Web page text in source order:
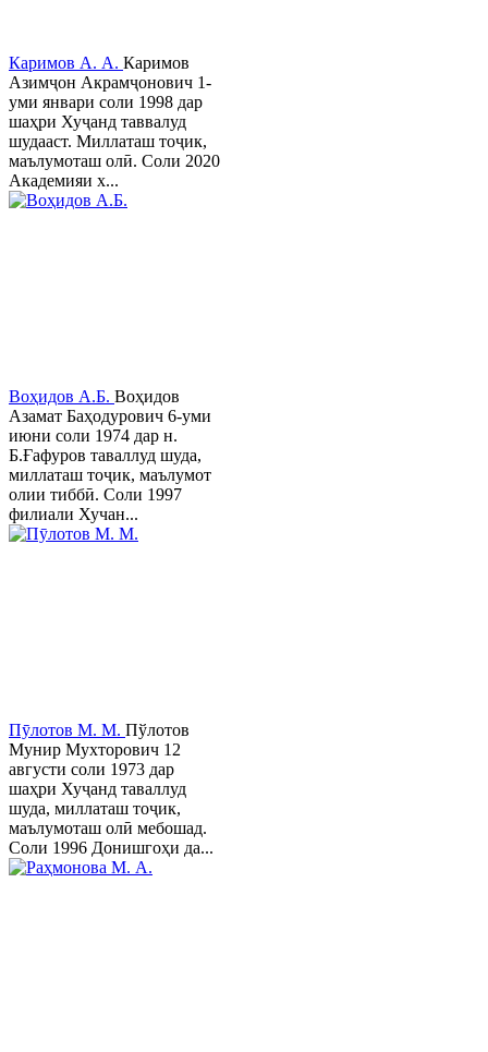
Каримов А. А. Каримов
Азимҷон Акрамҷонович 1-
уми январи соли 1998 дар
шаҳри Хуҷанд таввалуд
шудааст. Миллаташ тоҷик,
маълумоташ олӣ. Соли 2020
Академияи х...
Воҳидов А.Б. Воҳидов
Азамат Баҳодурович 6-уми
июни соли 1974 дар н.
Б.Ғафуров таваллуд шуда,
миллаташ тоҷик, маълумот
олии тиббӣ. Соли 1997
филиали Хучан...
Пӯлотов М. М. Пўлотов
Мунир Мухторович 12
августи соли 1973 дар
шаҳри Хуҷанд таваллуд
шуда, миллаташ тоҷик,
маълумоташ олӣ мебошад.
Соли 1996 Донишгоҳи да...